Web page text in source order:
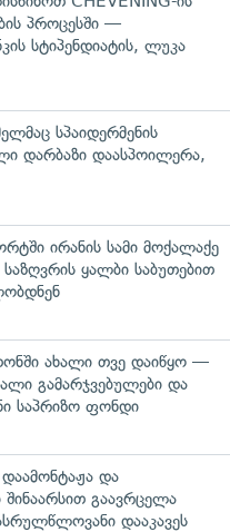
პროცესში —
სტიპენდიატის, ლუკა
სპაიდერმენის
დარბაზი დაასპოილერა,
ირანის სამი მოქალაქე
ყალბი საბუთებით
ახალი თვე დაიწყო —
გამარჯვებულები და
საპრიზო ფონდი
და
გაავრცელა
დააკავეს